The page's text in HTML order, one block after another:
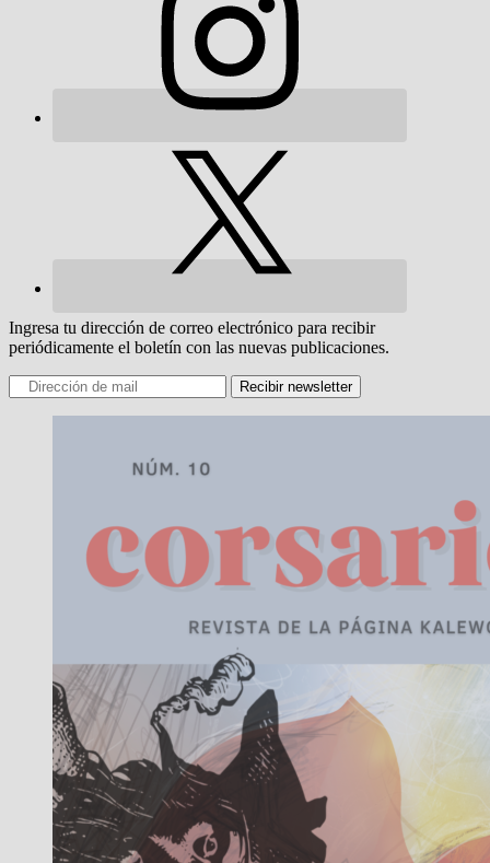
Ingresa tu dirección de correo electrónico para recibir
periódicamente el boletín con las nuevas publicaciones.
Recibir newsletter